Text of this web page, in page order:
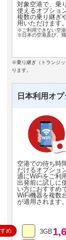
対象空港で、乗
使えるオプショ
複数の乗り継ぎ
用いただけます。
※ご利用できない空港
※日本の空港及び、飛
※乗り継ぎ（トランジ
ります。
日本利用オ
空港での待ち時
だけるオプショ
適にWiFiをご利
出発前に試しに
い方におすすめ
WiFi機器を複数
が適用されます
3GB
め